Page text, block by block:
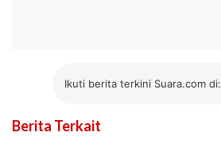
Ikuti berita terkini Suara.com di:
Berita Terkait